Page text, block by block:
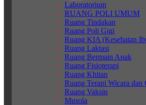
Laboratorium
RUANG POLI UMUM
Ruang Tindakan
Ruang Poli Gigi
Ruang KIA (Kesehatan
Ruang Laktasi
Ruang Bermain Anak
Ruang Fisioterapi
Ruang Khitan
Ruang Terapi Wicara dan
Ruang Vaksin
Musola